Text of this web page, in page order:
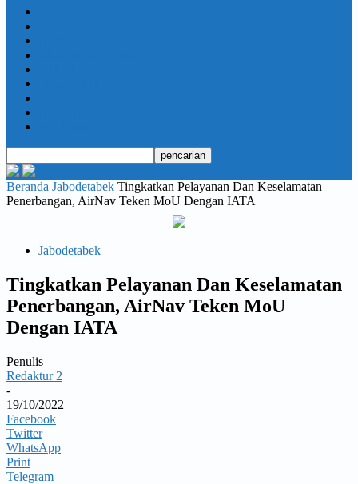
Beranda Jabodetabek Tingkatkan Pelayanan Dan Keselamatan
Penerbangan, AirNav Teken MoU Dengan IATA
Jabodetabek
Tingkatkan Pelayanan Dan Keselamatan
Penerbangan, AirNav Teken MoU
Dengan IATA
Penulis
Redaktur 2
-
19/10/2022
Facebook
Twitter
WhatsApp
Print
Telegram